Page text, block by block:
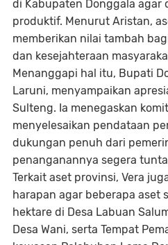
di Kabupaten Donggala agar
produktif. Menurut Aristan,
memberikan nilai tambah
dan kesejahteraan
Menanggapi hal itu, Bupati
Laruni, menyampaikan
Sulteng. Ia menegaskan
menyelesaikan pendataan
dukungan penuh dari
penanganannya segera
Terkait aset provinsi, Vera
harapan agar beberapa aset
hektare di Desa Labuan
Desa Wani, serta Tempat